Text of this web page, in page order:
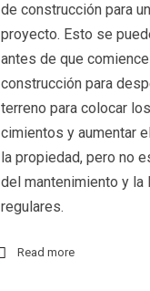
de construcción para un
proyecto. Esto se
antes de que
construcción para
terreno para colocar los
cimientos y aumentar
la propiedad, pero no
del mantenimiento y la
regulares.
Read more